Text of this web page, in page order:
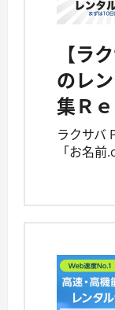
【ラ
のレ
集Ｒ
ラクサバ
「お名